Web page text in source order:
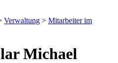
Verwaltung > Mitarbeiter im
Michael